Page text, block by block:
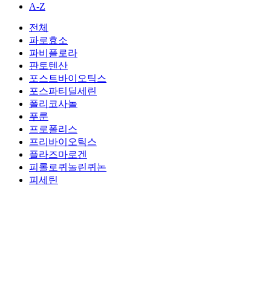
A-Z
전체
파로효소
파비플로라
판토텐산
포스트바이오틱스
포스파티딜세린
폴리코사놀
푸룬
프로폴리스
프리바이오틱스
플라즈마로겐
피롤로퀴놀린퀴논
피세틴